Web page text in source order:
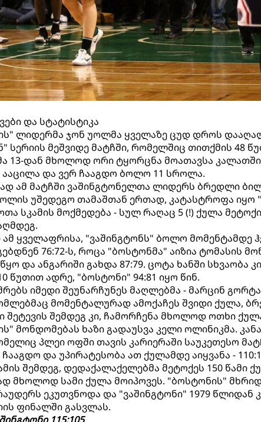
და სტატისტიკა
ლიდერმა ჯონ უოლმა ყველაზე ცუდ დროს
სერიის მეშვიდე მატჩში, რომელშიც თითქმის 48
13-დან მხოლოდ ორი ტყორცნა მოათავსა
ააცილა და ვერ ჩააგდო ბოლო 11 სროლა.
ამ მატჩში ვაშინგტონელთა ლიდერს ბრედლი
უშედეგო თამაშთან ერთად, კატასტროფა იყო
სკამის მოქმედება - სულ რაღაც 5 (!) ქულა
ამ ყველაფრისა, "ვაშინგტონს" ბოლო მომენტამდე
76:72-ს, როცა "ბოსტონმა" აიზია ტომასის
და ანგარიში გახდა 87:79. ცოტა ხანში სხვაობა
წუთით ადრე, "ბოსტონი" 94:81 იყო წინ.
იმედი შეუნარჩუნეს მაღლებმა - მარცინ
მომენტალურად ამოქაჩეს შვიდი ქულა,
შეტევის შემდეგ კი, ჩამორჩენა მხოლოდ ოთხი ქულა
მონდომებას ხაზი გადაუსვა კელი ოლინიკმა.
პლეი ოფში თავის კარიერაში საუკეთესო
და უპირატესობა ათ ქულამდე აიყვანა -
შემდეგ, დედაქალაქელებმა მეტოქეს 150 წამი
მხოლოდ სამი ქულა მოიპოვეს. "ბოსტონის"
ეკუთვნოდა და "ვაშინგტონი" 1979 წლიდან
ფინალში გასვლას.